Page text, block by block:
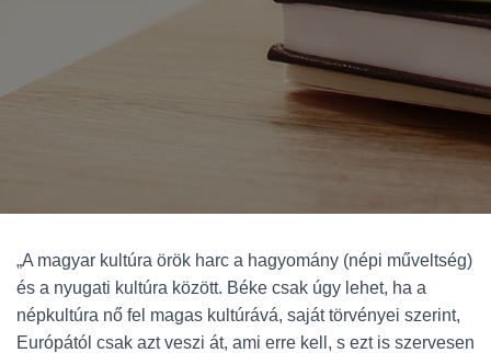
„A magyar kultúra örök harc a hagyomány (népi műveltség)
és a nyugati kultúra között. Béke csak úgy lehet, ha a
népkultúra nő fel magas kultúrává, saját törvényei szerint,
Európától csak azt veszi át, ami erre kell, s ezt is szervesen